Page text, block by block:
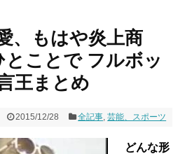
、もはや炎上商
ことで フルボッ
王まとめ
2015/12/28 全記事,芸能、スポーツ
どんな形